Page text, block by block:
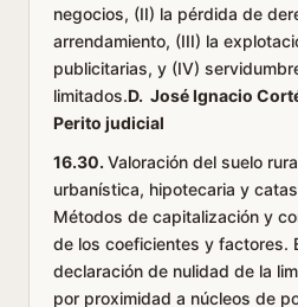
negocios, (II) la pérdida de
arrendamiento, (III) la
publicitarias, y (IV)
limitados.D. José Ignacio
Perito judicial
16.30. Valoración del suelo
urbanística, hipotecaria y
Métodos de capitalización y
de los coeficientes y factores.
declaración de nulidad de la
por proximidad a núcleos de